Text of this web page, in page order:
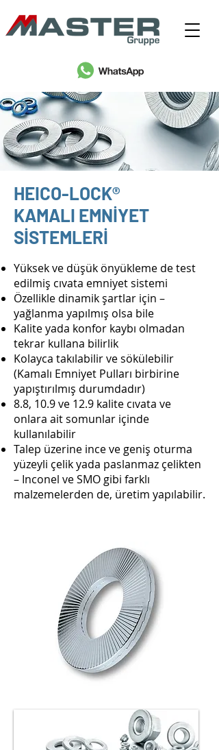
HEICO-LOCK®
KAMALI EMNİYET
SİSTEMLERİ
Yüksek ve düşük önyükleme de test
edilmiş cıvata emniyet sistemi
Özellikle dinamik şartlar için –
yağlanma yapılmış olsa bile
Kalite yada konfor kaybı olmadan
tekrar kullana bilirlik
Kolayca takılabilir ve sökülebilir
(Kamalı Emniyet Pulları birbirine
yapıştırılmış durumdadır)
8.8, 10.9 ve 12.9 kalite cıvata ve
onlara ait somunlar içinde
kullanılabilir
Talep üzerine ince ve geniş oturma
yüzeyli çelik yada paslanmaz çelikten
– Inconel ve SMO gibi farklı
malzemelerden de, üretim yapılabilir.